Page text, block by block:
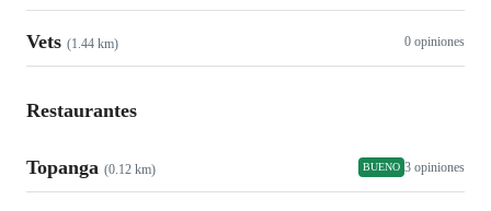
Vets (1.44 km) 0 opiniones
Restaurantes
Topanga (0.12 km) BUENO 3 opiniones